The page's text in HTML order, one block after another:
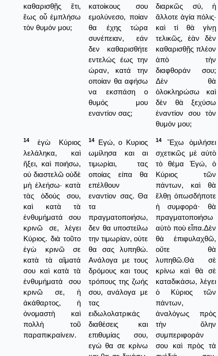
καθαρισθῇς ἔτι,
ἕως οὗ ἐμπλήσω
τὸν θυμόν μου;
κατοίκους σου
εμολύνεσο, ποίαν
θα έχης τώρα
συνέπειαν, εάν
δεν καθαρισθήτε
εντελώς έως την
ώραν, κατά την
οποίαν θα αφήσω
να εκσπάση ο
θυμός μου
εναντίον σας;
διαρκῶς σύ, ἡ
ἄλλοτε ἁγία πόλις·
καὶ τί θὰ γίνῃ
τελικῶς, ἐὰν δὲν
καθαρισθῇς πλέον
ἀπὸ τὴν
διαφθοράν σου;
Δὲν θὰ
ὁλοκληρώσω καὶ
δὲν θὰ ξεχύσω
ἐναντίον σου τὸν
θυμόν μου;
14
ἐγὼ Κύριος
λελάληκα, καὶ
ἥξει, καὶ ποιήσω,
οὐ διαστελῶ οὐδὲ
μὴ ἐλεήσω· κατὰ
τὰς ὁδούς σου,
καὶ κατὰ τὰ
ἐνθυμήματά σου
κρινῶ σε, λέγει
Κύριος. διὰ τοῦτο
ἐγὼ κρινῶ σε
κατὰ τὰ αἵματά
σου καὶ κατὰ τὰ
ἐνθυμήματά σου
κρινῶ σε, ἡ
ἀκάθαρτος, ἡ
ὀνομαστὴ καὶ
πολλὴ τοῦ
παραπικραίνειν.
14
Εγώ, ο Κυριος
ωμίλησα και αι
τιμωρίαι, τας
οποίας είπα θα
επέλθουν
εναντίον σας. Θα
τα
πραγματοποιήσω,
δεν θα υποστείλω
την τιμωρίαν, ούτε
θα σας λυπηθώ.
Ανάλογα με τους
δρόμους και τους
τρόπους της ζωής
σου, ανάλογα με
τας
ειδωλολατρικάς
διαθέσεις και
επιθυμίας σου,
εγώ θα σε κρίνω
14
Ἔχω ὁμιλήσει
σχετικῶς μὲ αὐτὸ
τὸ θέμα Ἐγώ, ὁ
Κύριος τῶν
πάντων, καὶ θὰ
ἔλθῃ ὁπωσδήποτε
ἡ συμφορά· θὰ
πραγματοποιήσω
αὐτὸ ποὺ εἶπα.Δὲν
θὰ ἐπιφυλαχθῶ,
οὔτε θὰ
λυπηθῶ.Θὰ σὲ
κρίνω καὶ θὰ σὲ
καταδικάσω, λέγει
ὁ Κύριος τῶν
πάντων,
ἀναλόγως πρὸς
τὴν ὅλην
συμπεριφοράν
σου καὶ πρὸς τὰ